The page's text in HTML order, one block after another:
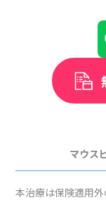
マウス
本治療は保険適用外